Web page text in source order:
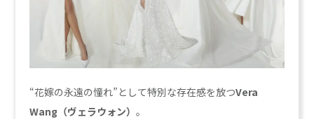
“花嫁の永遠の憧れ”として特別な存在感を放つVera
Wang（ヴェラウォン）。